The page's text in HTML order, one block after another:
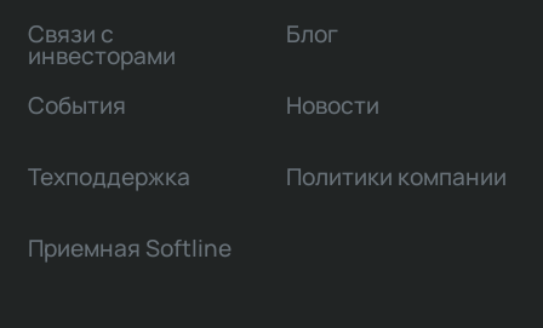
Связи с
инвесторами
Блог
События Новости
Техподдержка Политики компании
Приемная Softline